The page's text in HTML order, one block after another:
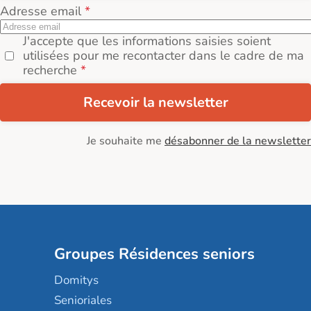
Adresse email
J'accepte que les informations saisies soient
utilisées pour me recontacter dans le cadre de ma
recherche
Recevoir la newsletter
Je souhaite me désabonner de la newsletter
Groupes Résidences seniors
Domitys
Senioriales